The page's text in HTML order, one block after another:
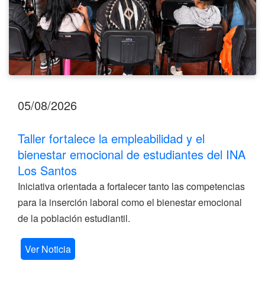
INA
Los
Santos
05/08/2026
Taller fortalece la empleabilidad y el
bienestar emocional de estudiantes del INA
Los Santos
Iniciativa orientada a fortalecer tanto las competencias
para la inserción laboral como el bienestar emocional
de la población estudiantil.
Ver Noticia